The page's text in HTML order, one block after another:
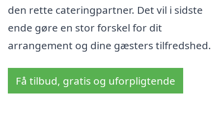
den rette cateringpartner. Det vil i sidste
ende gøre en stor forskel for dit
arrangement og dine gæsters tilfredshed.
Få tilbud, gratis og uforpligtende